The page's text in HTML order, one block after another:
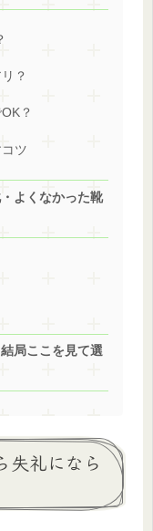
？
？
ツ
よくなかった靴
局ここを見て選
失礼になら